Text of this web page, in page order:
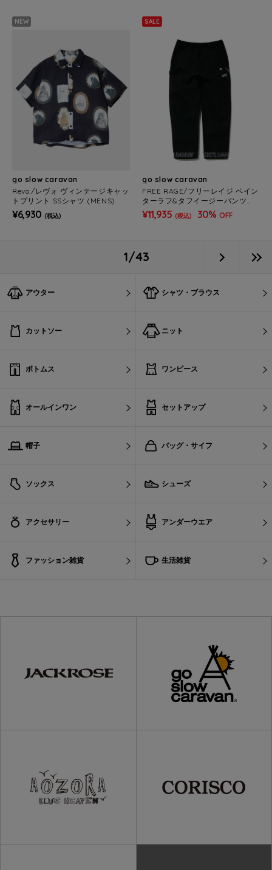
NEW
go slow caravan
Revo./レヴォ ヴィンテージキャッ
トプリント SSシャツ (MENS)
¥6,930 (税込)
SALE
go slow caravan
FREE RAGE/フリーレイジ ペイン
ターラフ&タフイージーパンツ
《HAND PAINT》(MENS)
¥11,935 (税込) 30% OFF
1/43
アウター シャツ・ブラウス
カットソー ニット
ボトムス ワンピース
オールインワン セットアップ
帽子 バッグ・サイフ
ソックス シューズ
アクセサリー アンダーウエア
ファッション雑貨 生活雑貨